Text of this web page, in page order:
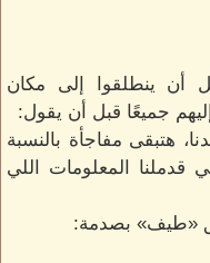
أن ينطلقوا إلى مكان
جميعًا قبل أن يقول:
هتبقى مفاجأة بالنسبة
المعلومات اللي
«طيف» بصدمة: